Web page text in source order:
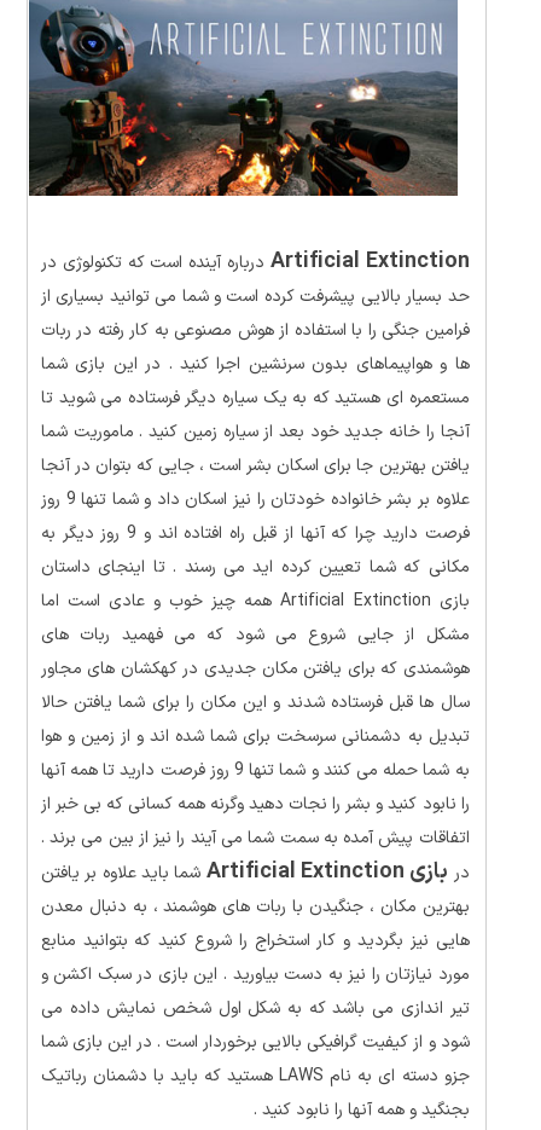
Artificial Extinction درباره آینده است که تکنولوژی در
حد بسیار بالایی پیشرفت کرده است و شما می توانید بسیاری از
فرامین جنگی را با استفاده از هوش مصنوعی به کار رفته در ربات
ها و هواپیماهای بدون سرنشین اجرا کنید . در این بازی شما
مستعمره ای هستید که به یک سیاره دیگر فرستاده می شوید تا
آنجا را خانه جدید خود بعد از سیاره زمین کنید . ماموریت شما
یافتن بهترین جا برای اسکان بشر است ، جایی که بتوان در آنجا
علاوه بر بشر خانواده خودتان را نیز اسکان داد و شما تنها 9 روز
فرصت دارید چرا که آنها از قبل راه افتاده اند و 9 روز دیگر به
مکانی که شما تعیین کرده اید می رسند . تا اینجای داستان
بازی Artificial Extinction همه چیز خوب و عادی است اما
مشکل از جایی شروع می شود که می فهمید ربات های
هوشمندی که برای یافتن مکان جدیدی در کهکشان های مجاور
سال ها قبل فرستاده شدند و این مکان را برای شما یافتن حالا
تبدیل به دشمنانی سرسخت برای شما شده اند و از زمین و هوا
به شما حمله می کنند و شما تنها 9 روز فرصت دارید تا همه آنها
را نابود کنید و بشر را نجات دهید وگرنه همه کسانی که بی خبر از
اتفاقات پیش آمده به سمت شما می آیند را نیز از بین می برند .
در بازی Artificial Extinction
شما باید علاوه بر یافتن
بهترین مکان ، جنگیدن با ربات های هوشمند ، به دنبال معدن
هایی نیز بگردید و کار استخراج را شروع کنید که بتوانید منابع
مورد نیازتان را نیز به دست بیاورید . این بازی در سبک اکشن و
تیر اندازی می باشد که به شکل اول شخص نمایش داده می
شود و از کیفیت گرافیکی بالایی برخوردار است . در این بازی شما
جزو دسته ای به نام LAWS هستید که باید با دشمنان رباتیک
بجنگید و همه آنها را نابود کنید .